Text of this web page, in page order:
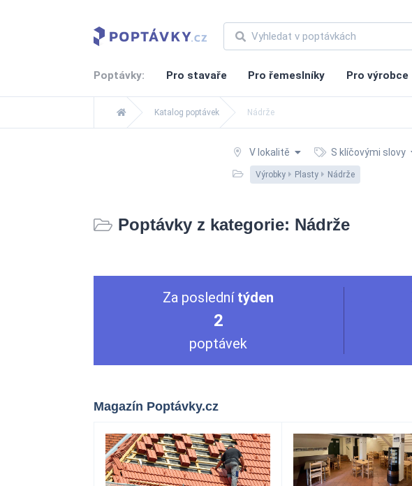
Poptávky: Pro stavaře Pro řemeslníky Pro výrobce
Katalog poptávek Nádrže
V lokalitě S klíčovými slovy
Výrobky Plasty Nádrže
Poptávky z kategorie: Nádrže
Za poslední týden
2
poptávek
Magazín Poptávky.cz